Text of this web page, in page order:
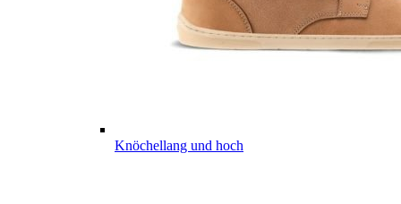
Knöchellang und hoch